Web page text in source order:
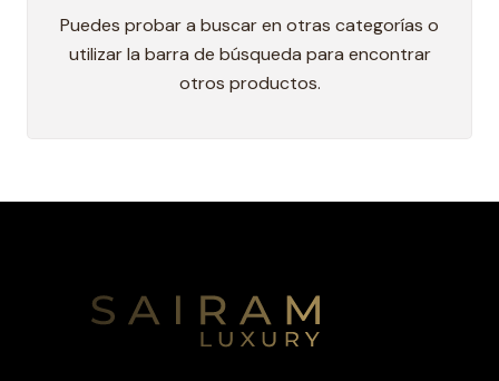
Puedes probar a buscar en otras categorías o
utilizar la barra de búsqueda para encontrar
otros productos.